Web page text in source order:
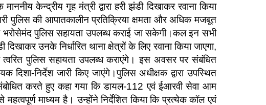
केन्द्रीय गृह मंत्री द्वारा हरी झंडी दिखाकर रवाना किया
पुलिस की आपातकालीन प्रतिक्रिया क्षमता और अधिक मजबूत
पुलिस सहायता उपलब्ध कराई जा सकेगी।कल इन सभी
उनके निर्धारित थाना क्षेत्रों के लिए रवाना किया जाएगा,
पुलिस सहायता उपलब्ध कराएंगे। इस अवसर पर संबंधित
दिशा-निर्देश जारी किए जाएंगे।पुलिस अधीक्षक द्वारा उपस्थित
संबोधित करते हुए कहा गया कि डायल-112 एवं ईआरवी सेवा आम
महत्वपूर्ण माध्यम है। उन्होंने निर्देशित किया कि प्रत्येक कॉल एवं